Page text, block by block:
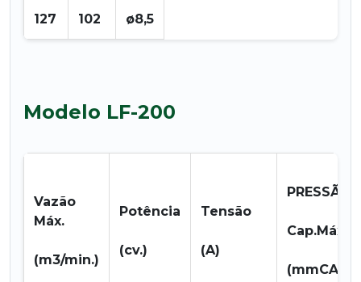
127 102 ø8,5
Modelo LF-200
Vazão
Máx.
(m3/min.)
Potência
(cv.)
Tensão
(A)
PRESSÃO
Cap.Máx.
(mmCA.)